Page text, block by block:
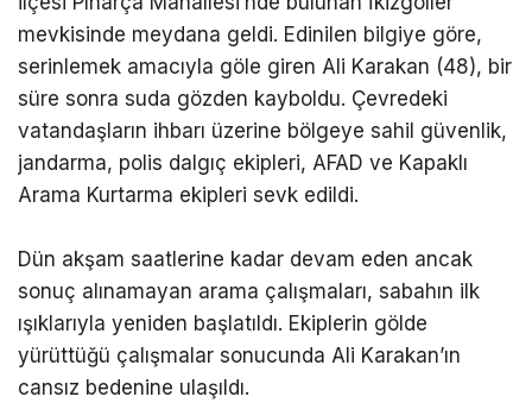
mevkisinde meydana geldi. Edinilen bilgiye göre,
serinlemek amacıyla göle giren Ali Karakan (48), bir
süre sonra suda gözden kayboldu. Çevredeki
vatandaşların ihbarı üzerine bölgeye sahil güvenlik,
jandarma, polis dalgıç ekipleri, AFAD ve Kapaklı
Arama Kurtarma ekipleri sevk edildi.
Dün akşam saatlerine kadar devam eden ancak
sonuç alınamayan arama çalışmaları, sabahın ilk
ışıklarıyla yeniden başlatıldı. Ekiplerin gölde
yürüttüğü çalışmalar sonucunda Ali Karakan’ın
cansız bedenine ulaşıldı.